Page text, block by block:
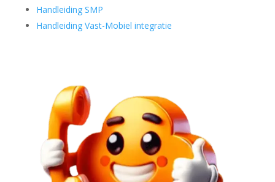
Handleiding SMP
Handleiding Vast-Mobiel integratie